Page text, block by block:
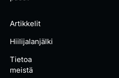
Artikkelit
Hiilijalanjälki
Tietoa
meistä